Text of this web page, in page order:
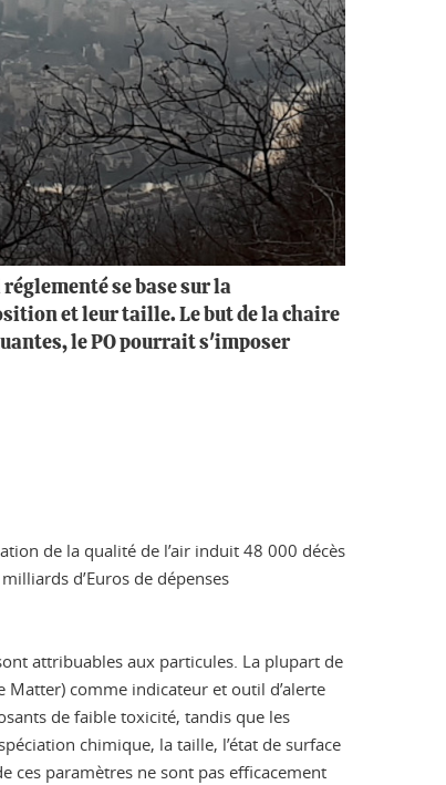
se base sur la
et leur taille. Le but de la chaire
le PO pourrait s'imposer
de la qualité de l’air induit 48 000 décès
d’Euros de dépenses
attribuables aux particules. La plupart de
comme indicateur et outil d’alerte
de faible toxicité, tandis que les
chimique, la taille, l’état de surface
ces paramètres ne sont pas efficacement